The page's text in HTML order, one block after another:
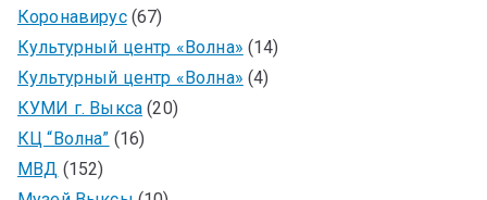
Коронавирус(67)
Культурный центр «Волна» (14)
Культурный центр «Волна» (4)
КУМИ г. Выкса (20)
КЦ “Волна” (16)
МВД (152)